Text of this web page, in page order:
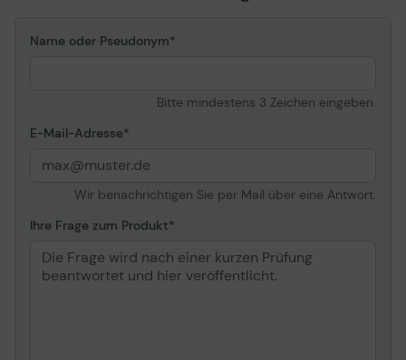
Name oder Pseudonym
Bitte mindestens 3 Zeichen eingeben.
E-Mail-Adresse
Wir benachrichtigen Sie per Mail über eine Antwort.
Ihre Frage zum Produkt